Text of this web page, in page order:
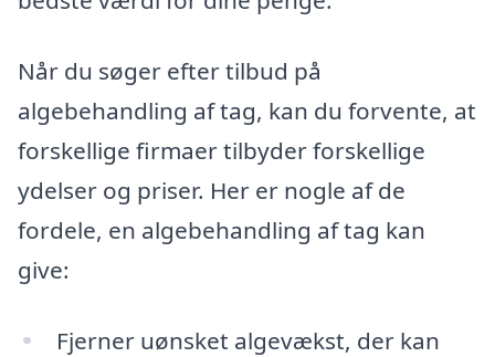
Når du søger efter tilbud på
algebehandling af tag, kan du forvente, at
forskellige firmaer tilbyder forskellige
ydelser og priser. Her er nogle af de
fordele, en algebehandling af tag kan
give:
Fjerner uønsket algevækst, der kan